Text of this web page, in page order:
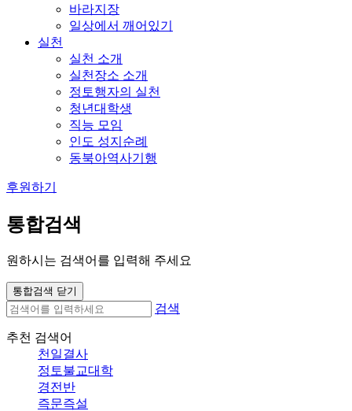
바라지장
일상에서 깨어있기
실천
실천 소개
실천장소 소개
정토행자의 실천
청년대학생
직능 모임
인도 성지순례
동북아역사기행
후원하기
통합검색
원하시는 검색어를 입력해 주세요
통합검색 닫기
검색
추천 검색어
천일결사
정토불교대학
경전반
즉문즉설